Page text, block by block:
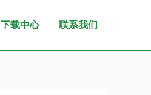
下载中心 联系我们